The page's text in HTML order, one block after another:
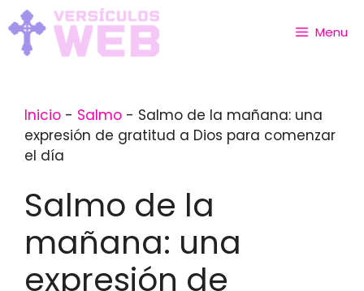
Skip
to
content
Menu
Inicio - Salmo - Salmo de la mañana: una
expresión de gratitud a Dios para comenzar
el día
Salmo de la
mañana: una
expresión de